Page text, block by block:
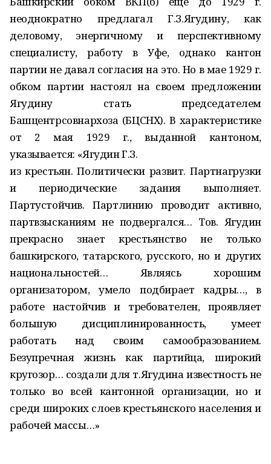
неоднократно предлагал Г.З.Ягудину, как
деловому, энергичному и перспективному
специалисту, работу в Уфе, однако кантон
партии не давал согласия на это. Но в мае 1929 г.
обком партии настоял на своем предложении
Ягудину стать председателем
Башцентрсовнархоза (БЦСНХ). В характеристике
от 2 мая 1929 г., выданной кантоном,
указывается: «Ягудин Г.З.
из крестьян. Политически развит. Партнагрузки
и периодические задания выполняет.
Партустойчив. Партлинию проводит активно,
партвзысканиям не подвергался… Тов. Ягудин
прекрасно знает крестьянство не только
башкирского, татарского, русского, но и других
национальностей… Являясь хорошим
организатором, умело подбирает кадры…, в
работе настойчив и требователен, проявляет
большую дисциплинированность, умеет
работать над своим самообразованием.
Безупречная жизнь как партийца, широкий
кругозор… создали для т.Ягудина известность не
только во всей кантонной организации, но и
среди широких слоев крестьянского населения и
рабочей массы…»